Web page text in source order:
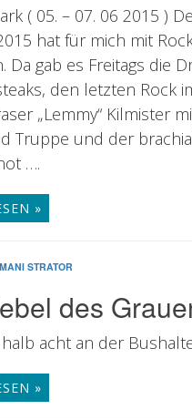
( 05. – 07. 06 2015 )
hat für mich mit
Da gab es Freitags die
den letzten Rock
„Lemmy“ Kilmister
Truppe und der
….
»
MANI STRATOR
des
acht an der
»